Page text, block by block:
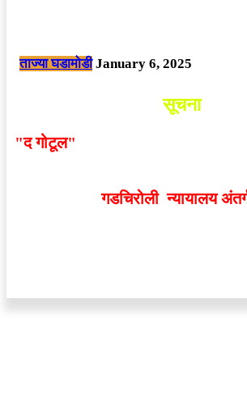
ताज्या घडामोडी January 6, 2025
सूचना
"द गोटूल"
गडचिरोली न्यायालय